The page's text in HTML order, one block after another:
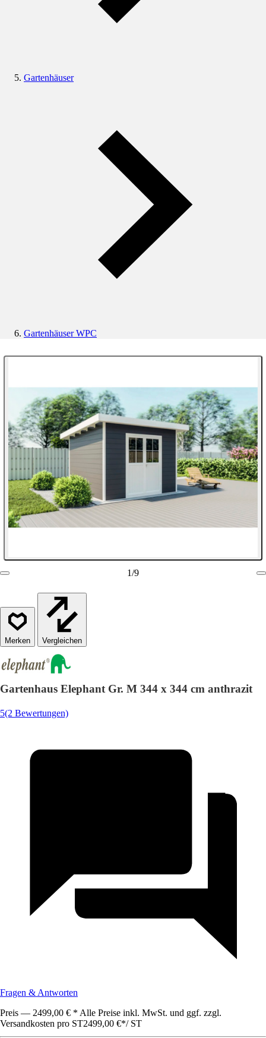
Gartenhäuser
Gartenhäuser WPC
1/9
Vergleichen
Gartenhaus Elephant Gr. M 344 x 344 cm anthrazit
5(2 Bewertungen)
Fragen & Antworten
Preis — 2499,00 € * Alle Preise inkl. MwSt. und ggf. zzgl.
Versandkosten pro ST2499,00 €*/ ST